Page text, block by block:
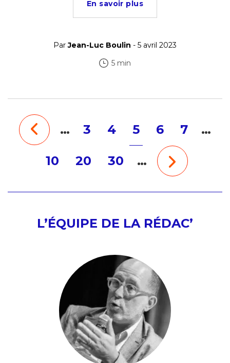
En savoir plus
ParJean-Luc Boulin - 5 avril 2023
5 min
… 3 4 5 6 7 …
10 20 30 …
L’ÉQUIPE DE LA RÉDAC’